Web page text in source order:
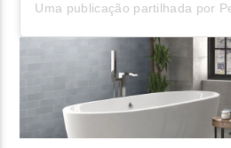
Uma publicação partilhada por